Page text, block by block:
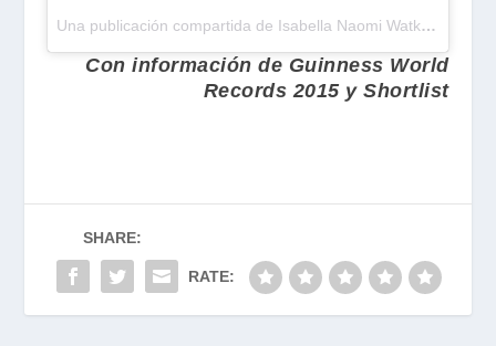
Una publicación compartida de Isabella Naomi Watkins (@isabellanwatkins)
Con información de Guinness World
Records 2015 y Shortlist
SHARE:
RATE: